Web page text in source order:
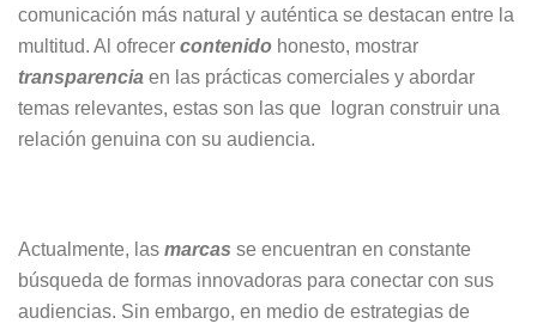
comunicación más natural y auténtica se destacan entre la
multitud. Al ofrecer contenido honesto, mostrar
transparencia en las prácticas comerciales y abordar
temas relevantes, estas son las que logran construir una
relación genuina con su audiencia.
Actualmente, las marcas se encuentran en constante
búsqueda de formas innovadoras para conectar con sus
audiencias. Sin embargo, en medio de estrategias de